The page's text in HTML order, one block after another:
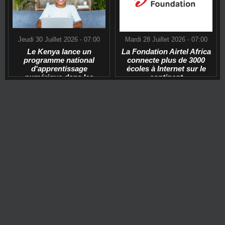
Jeudi 30 Juillet 2026 - 07:00
Le Kenya lance un
programme national
d'apprentissage
numérique dans les
Mardi 28 Juillet 2026 - 07:00
La Fondation Airtel Africa
connecte plus de 3000
écoles à Internet sur le
continent